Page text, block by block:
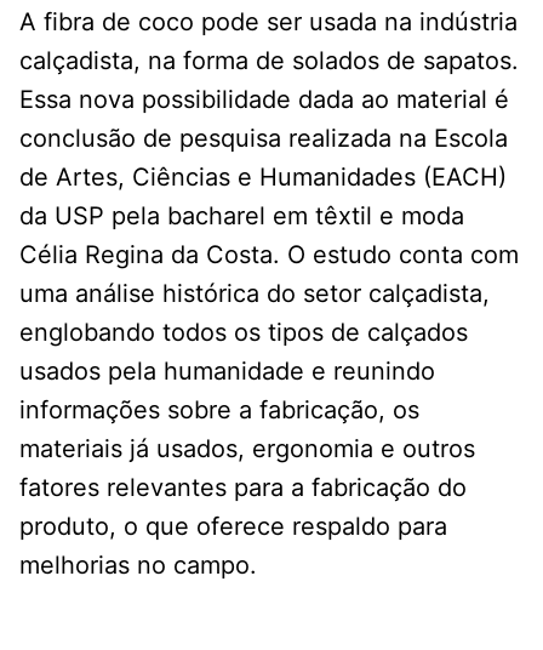
A fibra de coco pode ser usada na indústria
calçadista, na forma de solados de sapatos.
Essa nova possibilidade dada ao material é
conclusão de pesquisa realizada na Escola
de Artes, Ciências e Humanidades (EACH)
da USP pela bacharel em têxtil e moda
Célia Regina da Costa. O estudo conta com
uma análise histórica do setor calçadista,
englobando todos os tipos de calçados
usados pela humanidade e reunindo
informações sobre a fabricação, os
materiais já usados, ergonomia e outros
fatores relevantes para a fabricação do
produto, o que oferece respaldo para
melhorias no campo.